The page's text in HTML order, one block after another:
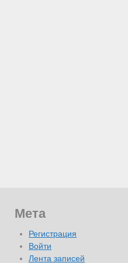
Мета
Регистрация
Войти
Лента записей